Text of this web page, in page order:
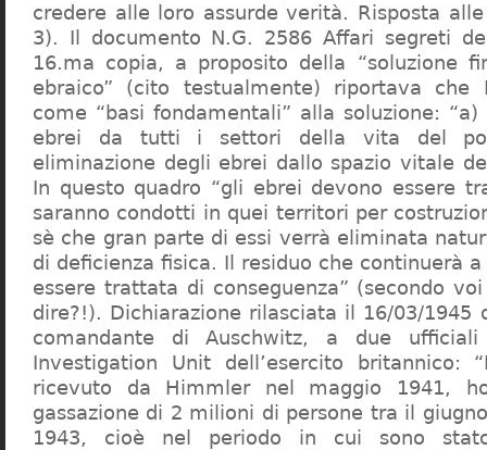
credere alle loro assurde verità. Risposta
3). Il documento N.G. 2586 Affari segreti
16.ma copia, a proposito della “soluzione
ebraico” (cito testualmente) riportava che
come “basi fondamentali” alla soluzione:
ebrei da tutti i settori della vita del
eliminazione degli ebrei dallo spazio vitale
In questo quadro “gli ebrei devono essere
saranno condotti in quei territori per
sè che gran parte di essi verrà eliminata
di deficienza fisica. Il residuo che continuerà
essere trattata di conseguenza” (secondo
dire?!). Dichiarazione rilasciata il 16/03/1945
comandante di Auschwitz, a due
Investigation Unit dell’esercito britannico:
ricevuto da Himmler nel maggio 1941,
gassazione di 2 milioni di persone tra il
1943, cioè nel periodo in cui sono